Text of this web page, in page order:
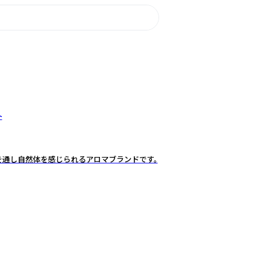
し自然体を感じられるアロマブランドです。